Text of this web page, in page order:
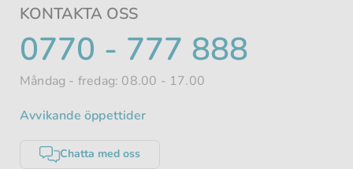
KONTAKTA OSS
TELEFONNUMMER
0770 - 777 888
Måndag - fredag: 08.00 - 17.00
Avvikande öppettider
Chatta med oss